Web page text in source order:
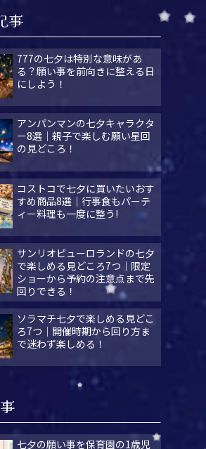
事
777の七夕は特別な意味があ
る？願い事を前向きに整える日
にしよう！
アンパンマンの七夕キャラクタ
ー8選｜親子で楽しむ願い星回
の見どころ！
コストコで七夕に買いたいおす
すめ商品8選｜行事食もパーテ
ィー料理も一度に整う!
サンリオピューロランドの七夕
で楽しめる見どころ7つ｜限定
ショーから予約の注意点まで先
回りできる！
ソラマチ七夕で楽しめる見どこ
ろ7つ｜開催時期から回り方ま
で迷わず楽しめる！
七夕の願い事を保育園の1歳児